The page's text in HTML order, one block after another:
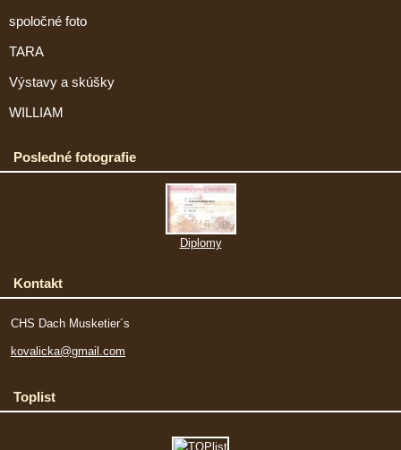
spoločné foto
TARA
Výstavy a skúšky
WILLIAM
Posledné fotografie
Diplomy
Kontakt
CHS Dach Musketier´s
kovalicka@gmail.com
Toplist